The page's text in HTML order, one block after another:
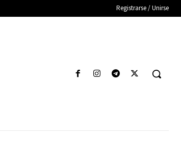
Registrarse / Unirse